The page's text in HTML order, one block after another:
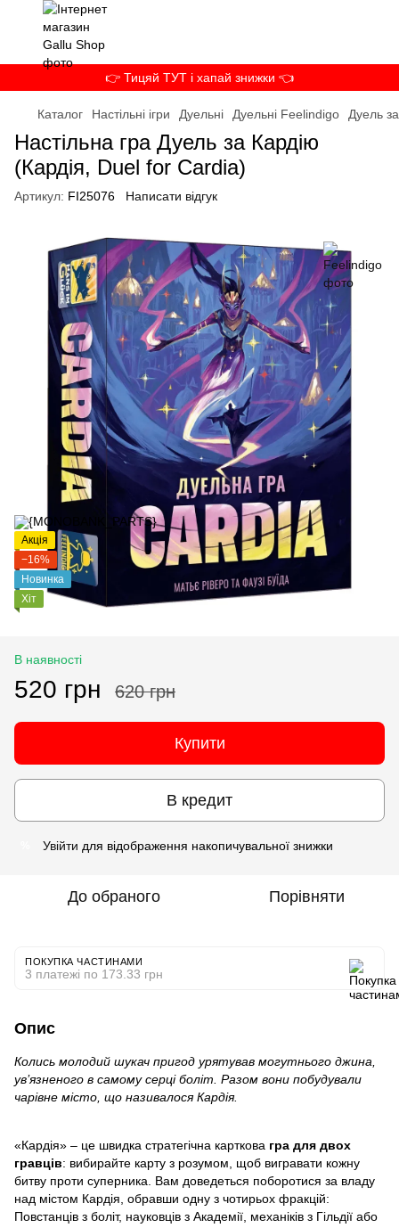
👉 Тицяй ТУТ і хапай знижки 👈
Каталог Настільні ігри Дуельні Дуельні Feelindigo Дуель
Настільна гра Дуель за Кардію
(Кардія, Duel for Cardia)
Артикул: FI25076 Написати відгук
Акція
−16%
Новинка
Хіт
В наявності
520 грн 620 грн
Купити
В кредит
Увійти для відображення накопичувальної знижки
До обраного Порівняти
ПОКУПКА ЧАСТИНАМИ
3 платежі по 173.33 грн
Опис
Колись молодий шукач пригод урятував могутнього джина,
ув’язненого в самому серці боліт. Разом вони побудували
чарівне місто, що називалося Кардія.
«Кардія» – це швидка стратегічна карткова гра для двох
гравців: вибирайте карту з розумом, щоб вигравати кожну
битву проти суперника. Вам доведеться поборотися за владу
над містом Кардія, обравши одну з чотирьох фракцій:
Повстанців з боліт, науковців з Академії, механіків з Гільдії або